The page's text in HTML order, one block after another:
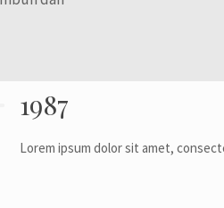
1987
Lorem ipsum dolor sit amet,